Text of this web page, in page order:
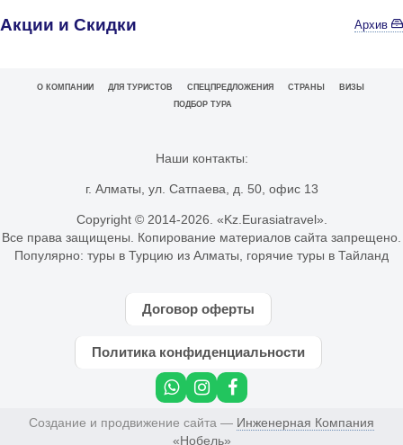
Акции и Скидки Архив
О КОМПАНИИ ДЛЯ ТУРИСТОВ СПЕЦПРЕДЛОЖЕНИЯ СТРАНЫ
ВИЗЫ
ПОДБОР ТУРА
Наши контакты:
г. Алматы, ул. Сатпаева, д. 50, офис 13
Copyright © 2014-2026. «Kz.Eurasiatravel».
Все права защищены. Копирование материалов сайта запрещено.
Популярно: туры в Турцию из Алматы горячие туры в Тайланд
Договор оферты
Политика конфиденциальности
Создание и продвижение сайта — Инженерная Компания
«Нобель»